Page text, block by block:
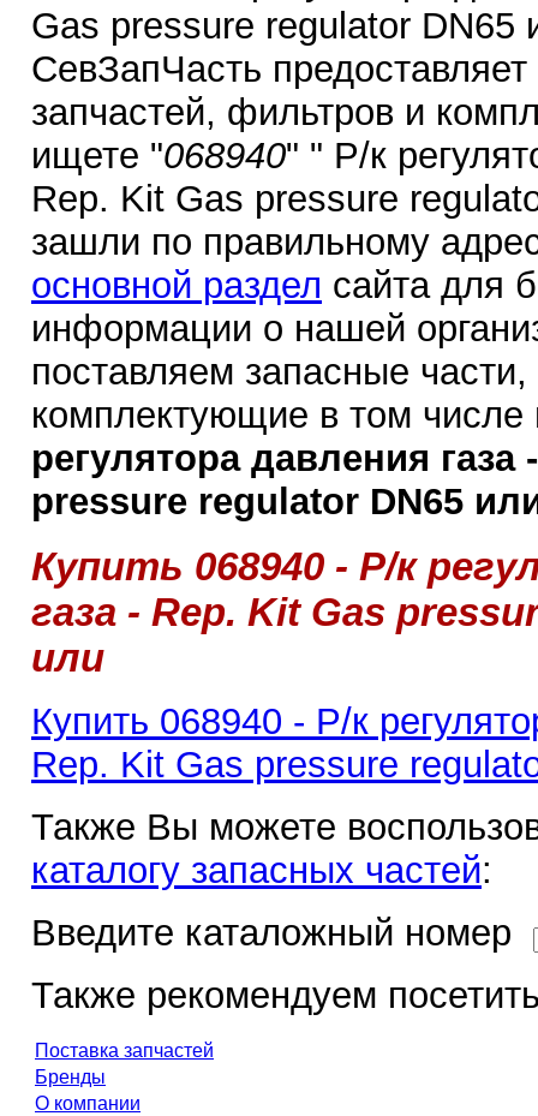
Gas pressure regulator DN65
СевЗапЧасть
запчастей, фильтров и
ищете "068940" " Р/к
Rep. Kit Gas pressure
зашли по правильному
основной раздел сайта для
информации о нашей
поставляем запасные
комплектующие в том
регулятора давления газа
pressure regulator DN65
Купить 068940 - Р/к
газа - Rep. Kit Gas
или
Купить 068940 - Р/к
Rep. Kit Gas pressure
Также Вы можете
каталогу запасных частей:
Введите каталожный номер
Также рекомендуем
Поставка запчастей
Бренды
О компании